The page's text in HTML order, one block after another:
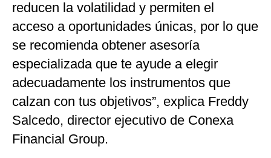
reducen la volatilidad y permiten el
acceso a oportunidades únicas, por lo que
se recomienda obtener asesoría
especializada que te ayude a elegir
adecuadamente los instrumentos que
calzan con tus objetivos”, explica Freddy
Salcedo, director ejecutivo de Conexa
Financial Group.